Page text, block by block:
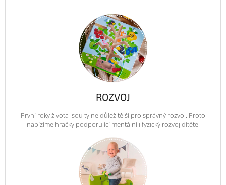
ROZVOJ
První roky života jsou ty nejdůležitější pro správný rozvoj. Proto
nabízíme hračky podporující mentální i fyzický rozvoj dítěte.